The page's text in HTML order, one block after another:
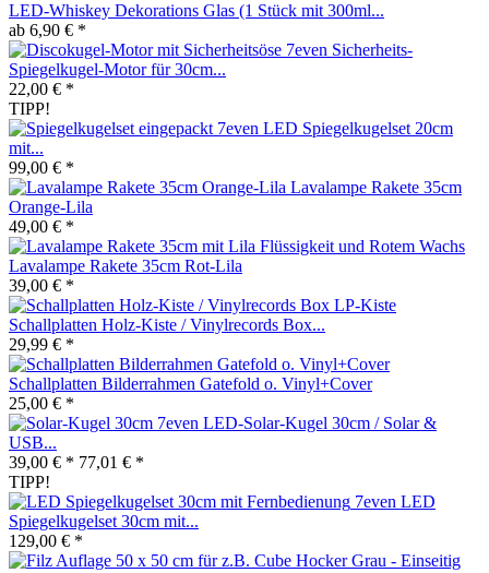
LED-Whiskey Dekorations Glas (1 Stück mit 300ml...
ab 6,90 € *
7even Sicherheits-
Spiegelkugel-Motor für 30cm...
22,00 € *
TIPP!
7even LED Spiegelkugelset 20cm
mit...
99,00 € *
Lavalampe Rakete 35cm
Orange-Lila
49,00 € *
Lavalampe Rakete 35cm Rot-Lila
39,00 € *
Schallplatten Holz-Kiste / Vinylrecords Box...
29,99 € *
Schallplatten Bilderrahmen Gatefold o. Vinyl+Cover
25,00 € *
7even LED-Solar-Kugel 30cm / Solar &
USB...
39,00 € * 77,01 € *
TIPP!
7even LED
Spiegelkugelset 30cm mit...
129,00 € *